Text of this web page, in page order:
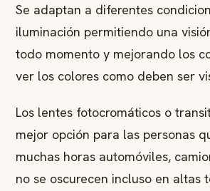
Se adaptan a diferentes
iluminación permitiendo una
todo momento y mejorando los
ver los colores como deben ser
Los lentes fotocromáticos o
mejor opción para las personas
muchas horas automóviles,
no se oscurecen incluso en altas